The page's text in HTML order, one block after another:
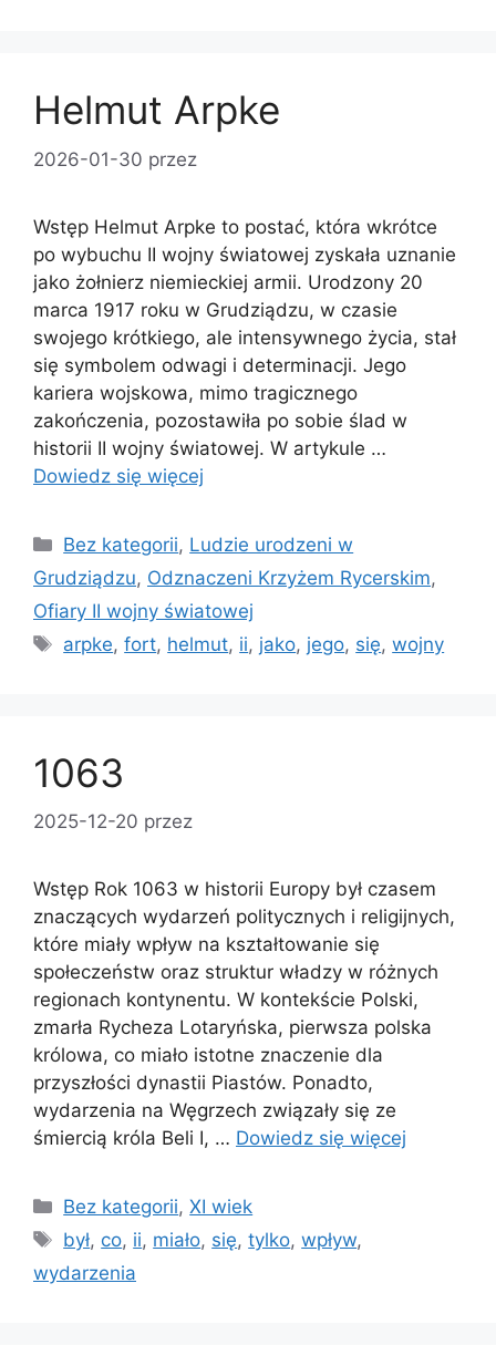
Helmut Arpke
2026-01-30 przez
Wstęp Helmut Arpke to postać, która wkrótce
po wybuchu II wojny światowej zyskała uznanie
jako żołnierz niemieckiej armii. Urodzony 20
marca 1917 roku w Grudziądzu, w czasie
swojego krótkiego, ale intensywnego życia, stał
się symbolem odwagi i determinacji. Jego
kariera wojskowa, mimo tragicznego
zakończenia, pozostawiła po sobie ślad w
historii II wojny światowej. W artykule …
Dowiedz się więcej
Kategorie
Bez kategorii, Ludzie urodzeni w
Grudziądzu, Odznaczeni Krzyżem Rycerskim,
Ofiary II wojny światowej
Tagi
arpke,fort, helmut, ii, jako, jego, się,wojny
1063
2025-12-20 przez
Wstęp Rok 1063 w historii Europy był czasem
znaczących wydarzeń politycznych i religijnych,
które miały wpływ na kształtowanie się
społeczeństw oraz struktur władzy w różnych
regionach kontynentu. W kontekście Polski,
zmarła Rycheza Lotaryńska, pierwsza polska
królowa, co miało istotne znaczenie dla
przyszłości dynastii Piastów. Ponadto,
wydarzenia na Węgrzech związały się ze
śmiercią króla Beli I, … Dowiedz się więcej
Kategorie
Bez kategorii,XI wiek
Tagi
był, co, ii, miało, się,tylko,wpływ,
wydarzenia